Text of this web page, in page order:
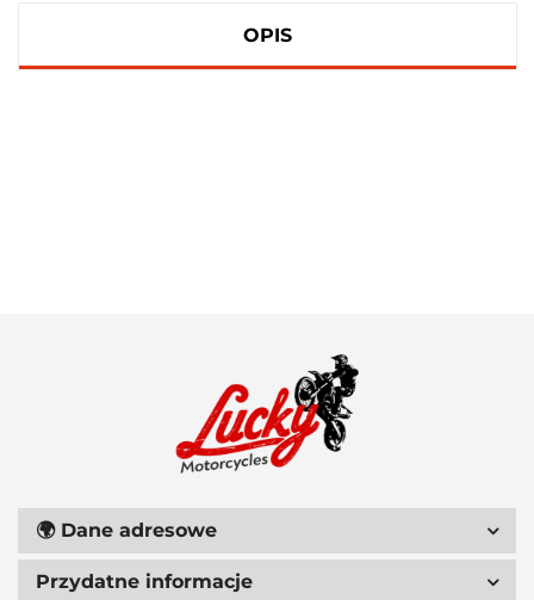
OPIS
🌍 Dane adresowe
Przydatne informacje